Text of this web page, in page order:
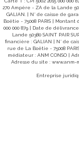
l'autoroute des
vers les grands
à 1 h, Paris à 3 h. PRIX : 555 000 € Honoraires à la charge du
vendeur. Classe énergie : C (141) Classe climat : A (4)
Montant estimé
usage standard :
des énergies
(abonnements compris). "Les informations
auxquels ce bien
270 Ampère - ZA de la Lande
GALIAN. | N° de caisse de
Boëtie - 75008 PARIS | Montant
000 000 879 | Date de
Lande 50380 SAINT PAIR
financière : GALIAN | N° de
rue de La Boëtie - 75008
médiateur : ANM CONSO |
Adresse du site : www.anm-
Entreprise